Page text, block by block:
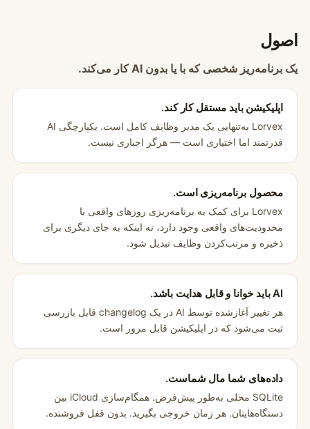
اصول
یک برنامه‌ریز شخصی که با یا بدون AI کار می‌کند.
اپلیکیشن باید مستقل کار کند.
Lorvex به‌تنهایی یک مدیر وظایف کامل است. یکپارچگی AI
قدرتمند اما اختیاری است — هرگز اجباری نیست.
محصول برنامه‌ریزی است.
Lorvex برای کمک به برنامه‌ریزی روزهای واقعی با
محدودیت‌های واقعی وجود دارد، نه اینکه به جای دیگری برای
ذخیره و مرتب‌کردن وظایف تبدیل شود.
AI باید خوانا و قابل هدایت باشد.
هر تغییر آغازشده توسط AI در یک changelog قابل بازرسی
ثبت می‌شود که در اپلیکیشن قابل مرور است.
داده‌های شما مال شماست.
SQLite محلی به‌طور پیش‌فرض. همگام‌سازی iCloud بین
دستگاه‌هایتان. هر زمان خروجی بگیرید. بدون قفل فروشنده.